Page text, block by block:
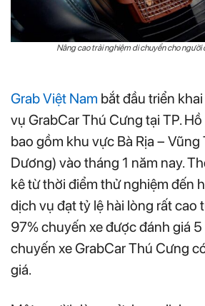
Nâng cao trải nghiệm di chuyển cho người
Grab Việt Nam bắt đầu triển
vụ GrabCar Thú Cưng tại TP.
bao gồm khu vực Bà Rịa – Vũng
Dương) vào tháng 1 năm nay.
kê từ thời điểm thử nghiệm đến
dịch vụ đạt tỷ lệ hài lòng rất cao
97% chuyến xe được đánh giá
chuyến xe GrabCar Thú Cưng
giá.